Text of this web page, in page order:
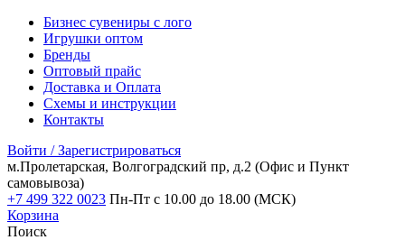
Бизнес сувениры с лого
Игрушки оптом
Бренды
Оптовый прайс
Доставка и Оплата
Схемы и инструкции
Контакты
Войти / Зарегистрироваться
м.Пролетарская, Волгоградский пр, д.2 (Офис и Пункт
самовывоза)
+7 499 322 0023 Пн-Пт с 10.00 до 18.00 (МСК)
Корзина
Поиск